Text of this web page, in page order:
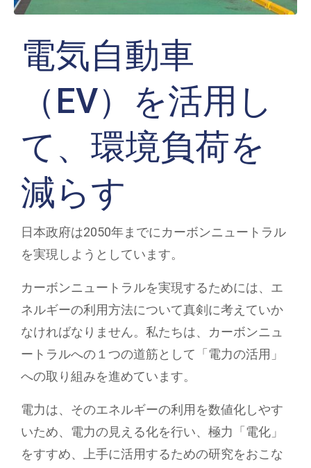
電気自動車
（EV）を活用し
て、環境負荷を
減らす
日本政府は2050年までにカーボンニュートラル
を実現しようとしています。
カーボンニュートラルを実現するためには、エ
ネルギーの利用方法について真剣に考えていか
なければなりません。私たちは、カーボンニュ
ートラルへの１つの道筋として「電力の活用」
への取り組みを進めています。
電力は、そのエネルギーの利用を数値化しやす
いため、電力の見える化を行い、極力「電化」
をすすめ、上手に活用するための研究をおこな